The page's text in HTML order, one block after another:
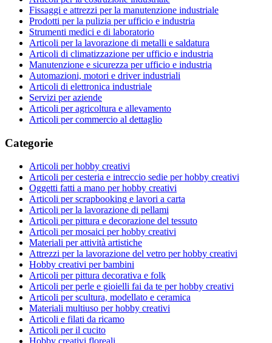
Fissaggi e attrezzi per la manutenzione industriale
Prodotti per la pulizia per ufficio e industria
Strumenti medici e di laboratorio
Articoli per la lavorazione di metalli e saldatura
Articoli di climatizzazione per ufficio e industria
Manutenzione e sicurezza per ufficio e industria
Automazioni, motori e driver industriali
Articoli di elettronica industriale
Servizi per aziende
Articoli per agricoltura e allevamento
Articoli per commercio al dettaglio
Categorie
Articoli per hobby creativi
Articoli per cesteria e intreccio sedie per hobby creativi
Oggetti fatti a mano per hobby creativi
Articoli per scrapbooking e lavori a carta
Articoli per la lavorazione di pellami
Articoli per pittura e decorazione del tessuto
Articoli per mosaici per hobby creativi
Materiali per attività artistiche
Attrezzi per la lavorazione del vetro per hobby creativi
Hobby creativi per bambini
Articoli per pittura decorativa e folk
Articoli per perle e gioielli fai da te per hobby creativi
Articoli per scultura, modellato e ceramica
Materiali multiuso per hobby creativi
Articoli e filati da ricamo
Articoli per il cucito